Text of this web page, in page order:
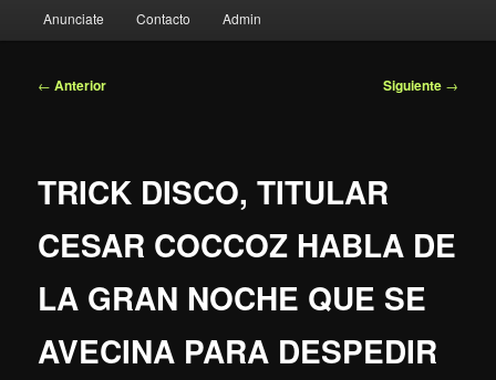
Anunciate Contacto Admin
Navegación
← Anterior Siguiente →
TRICK DISCO, TITULAR
CESAR COCCOZ HABLA DE
LA GRAN NOCHE QUE SE
AVECINA PARA DESPEDIR